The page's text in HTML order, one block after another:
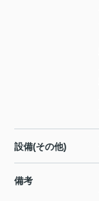
設備(その他)
備考